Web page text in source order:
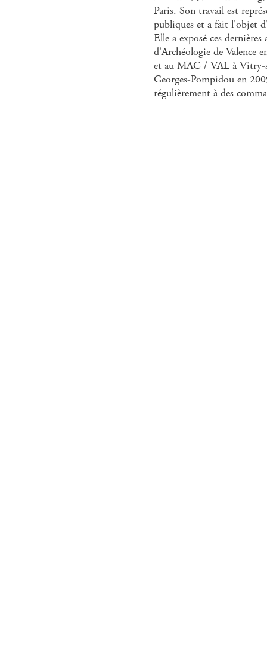
Paris. Son travail est
publiques et a fait l'objet
Elle a exposé ces
d'Archéologie de Valence
et au MAC / VAL à Vitry-
Georges-Pompidou en
régulièrement à des